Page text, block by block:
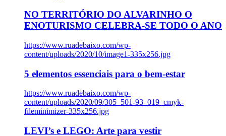
NO TERRITÓRIO DO ALVARINHO O
ENOTURISMO CELEBRA-SE TODO O ANO
https://www.ruadebaixo.com/wp-
content/uploads/2020/10/image1-335x256.jpg
5 elementos essenciais para o bem-estar
https://www.ruadebaixo.com/wp-
content/uploads/2020/09/305_501-93_019_cmyk-
fileminimizer-335x256.jpg
LEVI’s e LEGO: Arte para vestir